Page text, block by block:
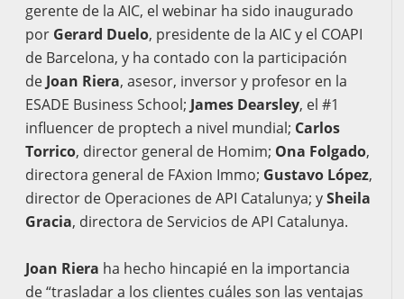
gerente de la AIC, el webinar ha sido inaugurado
por Gerard Duelo, presidente de la AIC y el COAPI
de Barcelona, y ha contado con la participación
deJoan Riera, asesor, inversor y profesor en la
ESADE Business School;James Dearsley, el #1
influencer de proptech a nivel mundial; Carlos
Torrico, director general de Homim; Ona Folgado,
directora general de FAxion Immo; Gustavo López,
director de Operaciones de API Catalunya; ySheila
Gracia, directora de Servicios de API Catalunya.
Joan Riera ha hecho hincapié en la importancia
de “trasladar a los clientes cuáles son las ventajas